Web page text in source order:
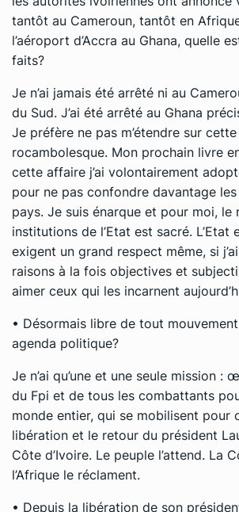
tantôt au Cameroun, tantôt en
l’aéroport d’Accra au Ghana, quelle
faits?
Je n’ai jamais été arrêté ni au
du Sud. J’ai été arrêté au Ghana
Je préfère ne pas m’étendre sur
rocambolesque. Mon prochain livre
cette affaire j’ai volontairement
pour ne pas confondre davantage
pays. Je suis énarque et pour moi, le
institutions de l’Etat est sacré. L’Etat
exigent un grand respect même, si
raisons à la fois objectives et
aimer ceux qui les incarnent
• Désormais libre de tout
agenda politique?
Je n’ai qu’une et une seule mission :
du Fpi et de tous les combattants
monde entier, qui se mobilisent pour
libération et le retour du président
Côte d’Ivoire. Le peuple l’attend. La
l’Afrique le réclament.
• Depuis la libération de son